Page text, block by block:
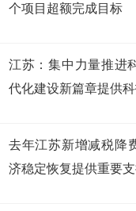
个项目超额完成目标
江苏：集中力量推进
代化建设新篇章提供
去年江苏新增减税降
济稳定恢复提供重要